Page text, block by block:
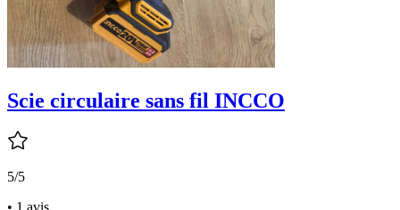
Scie circulaire sans fil INCCO
5/5